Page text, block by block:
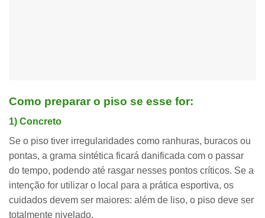
Como preparar o piso se esse for:
1) Concreto
Se o piso tiver irregularidades como ranhuras, buracos ou
pontas, a grama sintética ficará danificada com o passar
do tempo, podendo até rasgar nesses pontos críticos. Se a
intenção for utilizar o local para a prática esportiva, os
cuidados devem ser maiores: além de liso, o piso deve ser
totalmente nivelado.